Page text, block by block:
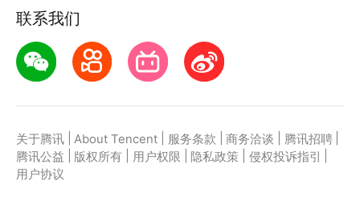
联系我们
关于腾讯 About Tencent 服务条款 商务洽谈 腾讯招聘
腾讯公益
版权所有 用户权限 隐私政策 侵权投诉指引
用户协议